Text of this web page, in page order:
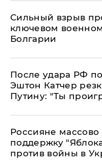
Сильный взрыв
ключевом
Болгарии
После удара РФ
Эштон Катчер
Путину: "Ты
Россияне
поддержку
против войны в